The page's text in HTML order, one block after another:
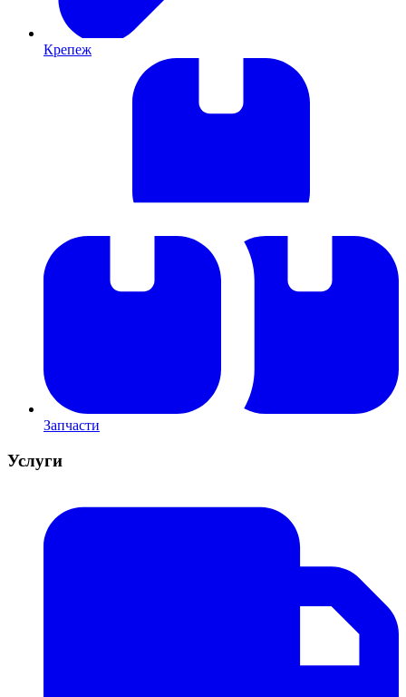
Крепеж
Запчасти
Услуги